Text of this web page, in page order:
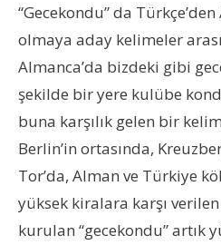
“Gecekondu” da
olmaya aday kelimeler
Almanca’da bizdeki gibi
şekilde bir yere kulübe
buna karşılık gelen bir
Berlin’in ortasında,
Tor’da, Alman ve Türkiye
yüksek kiralara karşı
kurulan “gecekondu” artık